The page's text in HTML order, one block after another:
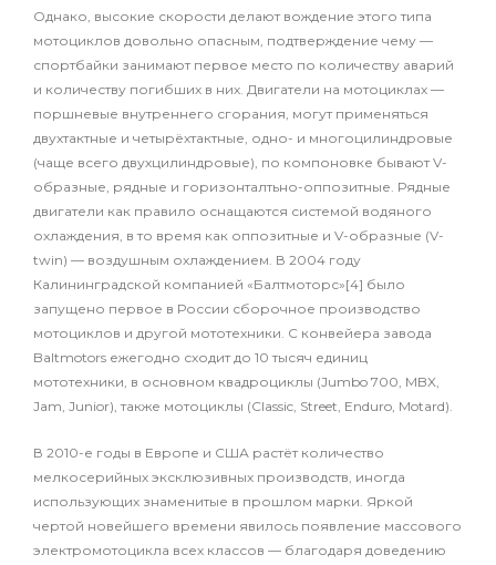
Однако, высокие скорости делают вождение этого типа
мотоциклов довольно опасным, подтверждение чему —
спортбайки занимают первое место по количеству аварий
и количеству погибших в них. Двигатели на мотоциклах —
поршневые внутреннего сгорания, могут применяться
двухтактные и четырёхтактные, одно- и многоцилиндровые
(чаще всего двухцилиндровые), по компоновке бывают V-
образные, рядные и горизонталтьно-оппозитные. Рядные
двигатели как правило оснащаются системой водяного
охлаждения, в то время как оппозитные и V-образные (V-
twin) — воздушным охлаждением. В 2004 году
Калининградской компанией «Балтмоторс»[4] было
запущено первое в России сборочное производство
мотоциклов и другой мототехники. С конвейера завода
Baltmotors ежегодно сходит до 10 тысяч единиц
мототехники, в основном квадроциклы (Jumbo 700, MBX,
Jam, Junior), также мотоциклы (Classic, Street, Enduro, Motard).
В 2010-е годы в Европе и США растёт количество
мелкосерийных эксклюзивных производств, иногда
использующих знаменитые в прошлом марки. Яркой
чертой новейшего времени явилось появление массового
электромотоцикла всех классов — благодаря доведению